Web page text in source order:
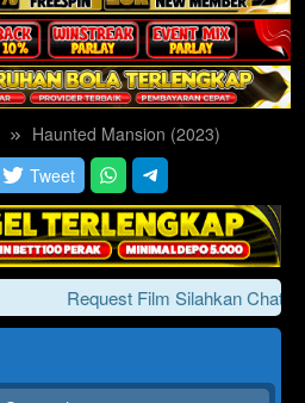
Haunted Mansion (2023)
Tweet
Request Film Silahkan Chat